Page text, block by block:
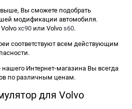
Вы сможете подобрать
модификации автомобиля.
xc90 или Volvos60.
соответствуют всем действующим
Интернет-магазина Вы всегда
по различным ценам.
для Volvo